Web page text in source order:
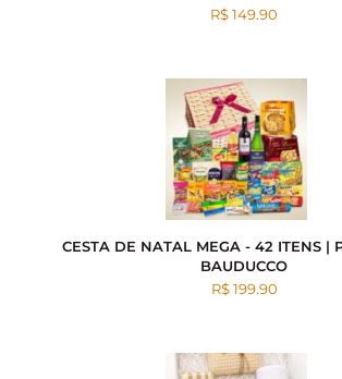
R$ 149.90
CESTA DE NATAL MEGA - 42 ITENS |
BAUDUCCO
R$ 199.90